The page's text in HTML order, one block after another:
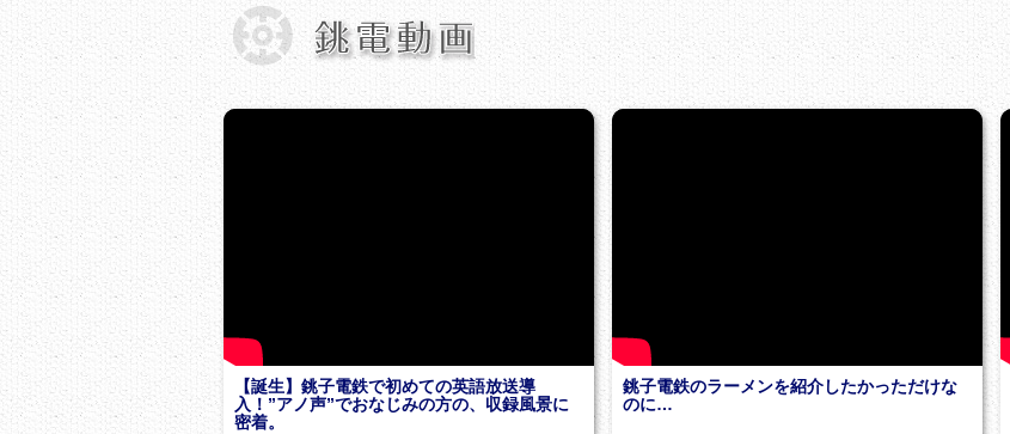
【誕生】銚子電鉄で初めての英語放送導
入！”アノ声”でおなじみの方の、収録風景に
密着。
銚子電鉄のラーメンを紹介したかっただけな
のに…